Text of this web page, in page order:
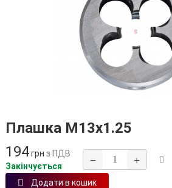
Плашка М13х1.25
194грн з ПДВ
Закінчується
− +
Додати в кошик